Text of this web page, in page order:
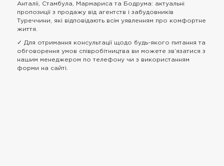
Анталіі, Стамбула, Мармариса та Бодрума: актуальні
пропозиції з продажу від агентств і забудовників
Туреччини, які відповідають всім уявленням про комфортне
життя.
✓ Для отримання консультації щодо будь-якого питання та
обговорення умов співробітництва ви можете зв’язатися з
нашим менеджером по телефону чи з використанням
форми на сайті.